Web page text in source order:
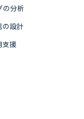
の分析
の設計
支援